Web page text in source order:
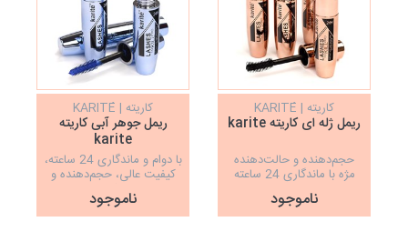
کاریته | KARITÉ
ریمل ژله ای کاریته karite
حجم‌دهنده و حالت‌دهنده
مژه با ماندگاری 24 ساعته
ناموجود
کاریته | KARITÉ
ریمل جوهر آبی کاریته
karite
با دوام و ماندگاری 24 ساعته،
کیفیت عالی، حجم‌دهنده و
بلندکننده
ناموجود